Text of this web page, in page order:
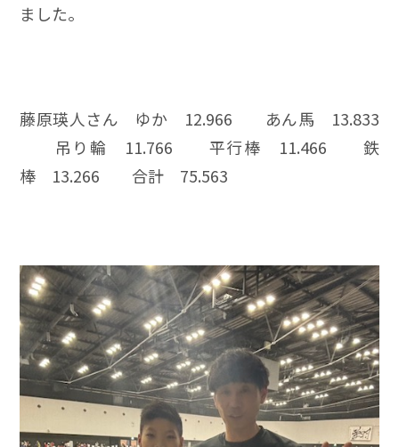
ました。
藤原瑛人さん ゆか 12.966 あん馬 13.833
吊り輪 11.766 平行棒 11.466 鉄
棒 13.266 合計 75.563